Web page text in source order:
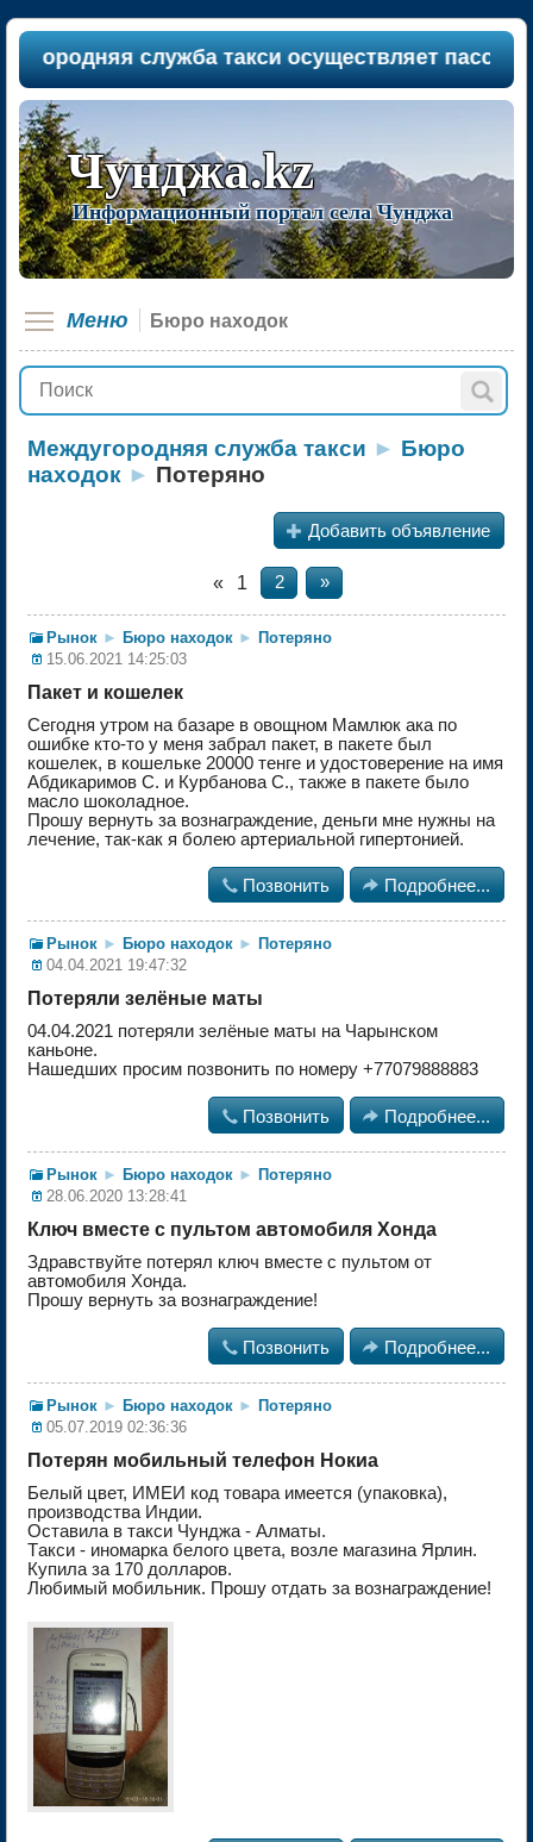
служба такси осуществляет
Чунджа.kz
Информационный портал села Чунджа
Меню Бюро находок
Междугородняя служба такси ► Бюро
находок ► Потеряно
+ Добавить объявление
« 1 2 »
Рынок ► Бюро находок ► Потеряно
15.06.2021 14:25:03
Пакет и кошелек
Сегодня утром на базаре в овощном Мамлюк ака по
ошибке кто-то у меня забрал пакет, в пакете был
кошелек, в кошельке 20000 тенге и удостоверение на имя
Абдикаримов С. и Курбанова С., также в пакете было
масло шоколадное.
Прошу вернуть за вознаграждение, деньги мне нужны на
лечение, так-как я болею артериальной гипертонией.
 Позвонить  Подробнее...
Рынок ► Бюро находок ► Потеряно
04.04.2021 19:47:32
Потеряли зелёные маты
04.04.2021 потеряли зелёные маты на Чарынском
каньоне.
Нашедших просим позвонить по номеру +77079888883
 Позвонить  Подробнее...
Рынок ► Бюро находок ► Потеряно
28.06.2020 13:28:41
Ключ вместе с пультом автомобиля Хонда
Здравствуйте потерял ключ вместе с пультом от
автомобиля Хонда.
Прошу вернуть за вознаграждение!
 Позвонить  Подробнее...
Рынок ► Бюро находок ► Потеряно
05.07.2019 02:36:36
Потерян мобильный телефон Нокиа
Белый цвет, ИМЕИ код товара имеется (упаковка),
производства Индии.
Оставила в тaкcи Чунджа - Алматы.
Тaкcи - иномарка белого цвета, возле магазина Ярлин.
Купила за 170 долларов.
Любимый мобильник. Прошу отдать за вознаграждение!